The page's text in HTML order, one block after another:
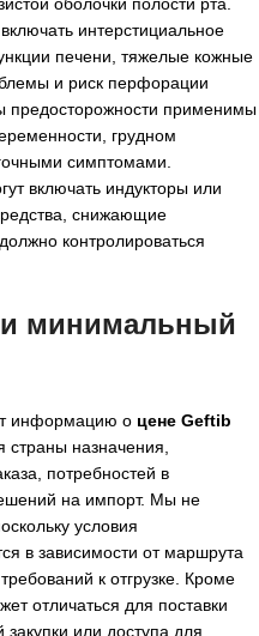
интерстициальное
печени, тяжелые кожные
и риск перфорации
предосторожности применимы
грудном
симптомами.
включать индукторы или
снижающие
контролироваться
и минимальный
информацию о цене Geftib
страны назначения,
потребностей в
на импорт. Мы не
условия
в зависимости от маршрута
к отгрузке. Кроме
отличаться для поставки
или доступа для